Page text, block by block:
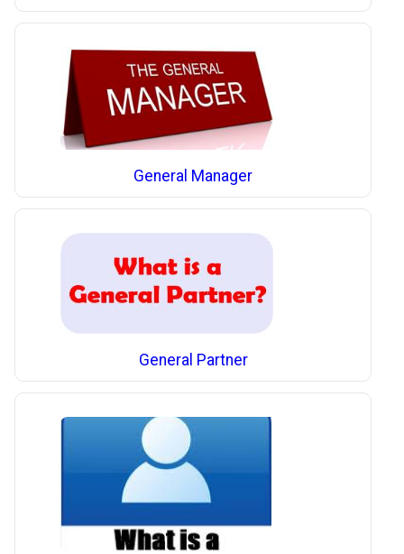
General Manager
General Partner